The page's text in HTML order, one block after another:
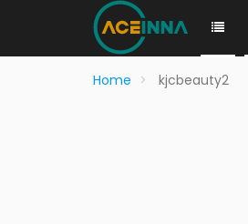
Home kjcbeauty2